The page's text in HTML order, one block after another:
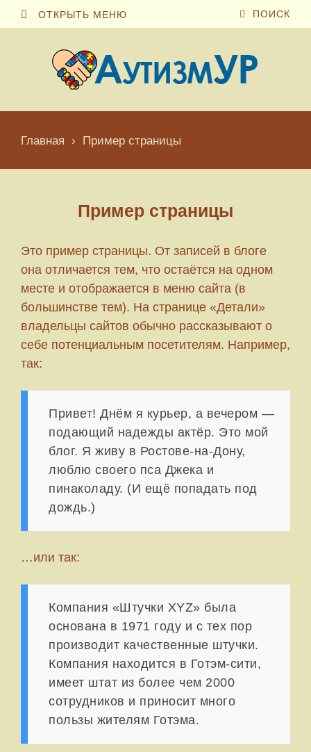
ОТКРЫТЬ МЕНЮ ПОИСК
Главная › Пример страницы
Пример страницы
Это пример страницы. От записей в блоге
она отличается тем, что остаётся на одном
месте и отображается в меню сайта (в
большинстве тем). На странице «Детали»
владельцы сайтов обычно рассказывают о
себе потенциальным посетителям. Например,
так:
Привет! Днём я курьер, а вечером —
подающий надежды актёр. Это мой
блог. Я живу в Ростове-на-Дону,
люблю своего пса Джека и
пинаколаду. (И ещё попадать под
дождь.)
…или так:
Компания «Штучки XYZ» была
основана в 1971 году и с тех пор
производит качественные штучки.
Компания находится в Готэм-сити,
имеет штат из более чем 2000
сотрудников и приносит много
пользы жителям Готэма.